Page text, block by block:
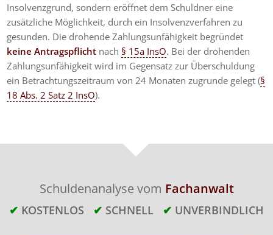
Insolvenzgrund, sondern eröffnet dem Schuldner eine
zusätzliche Möglichkeit, durch ein Insolvenzverfahren zu
gesunden. Die drohende Zahlungsunfähigkeit begründet
keine Antragspflicht nach § 15a InsO. Bei der drohenden
Zahlungsunfähigkeit wird im Gegensatz zur Überschuldung
ein Betrachtungszeitraum von 24 Monaten zugrunde gelegt (§
18 Abs. 2 Satz 2 InsO).
Schuldenanalyse vom Fachanwalt
✔ KOSTENLOS ✔ SCHNELL ✔ UNVERBINDLICH